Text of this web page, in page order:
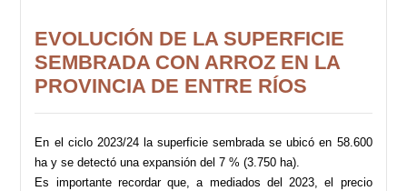
EVOLUCIÓN DE LA SUPERFICIE
SEMBRADA CON ARROZ EN LA
PROVINCIA DE ENTRE RÍOS
En el ciclo 2023/24 la superficie sembrada se ubicó en 58.600
ha y se detectó una expansión del 7 % (3.750 ha).
Es importante recordar que, a mediados del 2023, el precio